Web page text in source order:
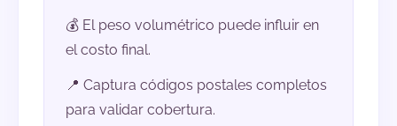
💰 El peso volumétrico puede influir en
el costo final.
📍 Captura códigos postales completos
para validar cobertura.